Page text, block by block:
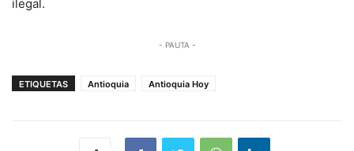
ilegal.
- PAUTA -
ETIQUETAS Antioquia Antioquia Hoy